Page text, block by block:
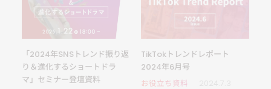
「2024年SNSトレンド振り返
り＆進化するショートドラ
マ」セミナー登壇資料
TikTokトレンドレポート
2024年6月号
お役立ち資料